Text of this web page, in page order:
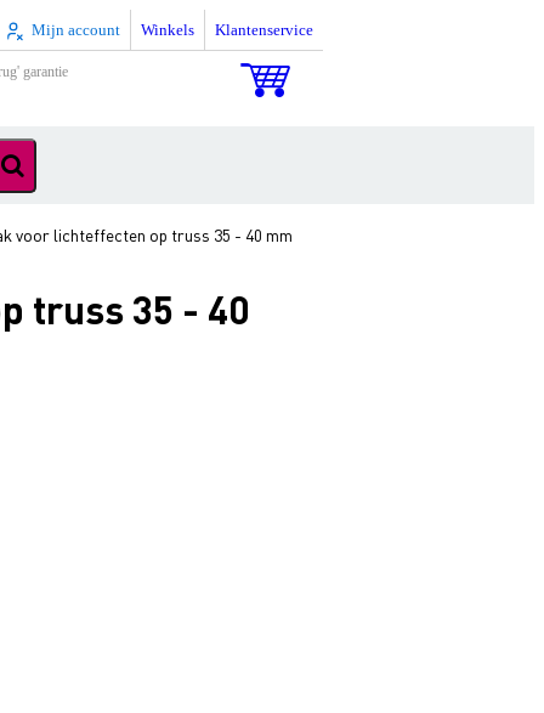
Mijn account Winkels Klantenservice
garantie
voor lichteffecten op truss 35 - 40 mm
truss 35 - 40